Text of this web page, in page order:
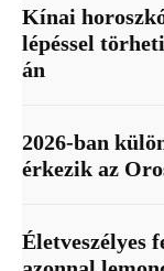
Kínai
lépéssel
án
2026-ban
érkezik az
Életveszélyes